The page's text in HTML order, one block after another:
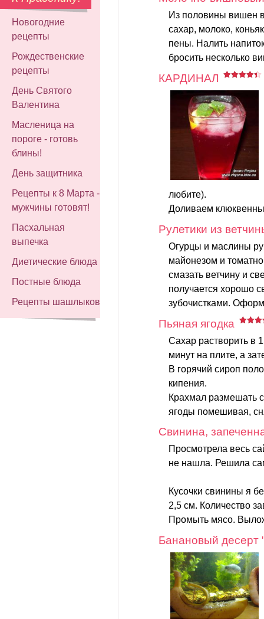
Новогодние
рецепты
Рождественские
рецепты
День Святого
Валентина
Масленица на
пороге - готовь
блины!
День защитника
Рецепты к 8 Марта -
мужчины готовят!
Пасхальная
выпечка
Диетические блюда
Постные блюда
Рецепты шашлыков
Из половины вишен
сахар, молоко,
пены. Налить
бросить несколько
КАРДИНАЛ
любите).
Доливаем
Рулетики из
Огурцы и маслины
майонезом и
смазать ветчину и
получается хорошо
зубочистками.
Пьяная ягодка
Сахар растворить в
минут на плите, а
В горячий сироп
кипения.
Крахмал размешать
ягоды помешивая,
Свинина,
Просмотрела весь
не нашла. Решила
Кусочки свинины я
2,5 см. Количество
Промыть мясо.
Банановый десерт